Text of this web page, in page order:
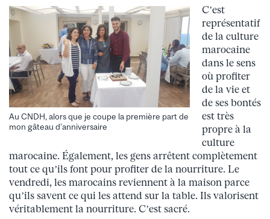
Au CNDH, alors que je coupe la première part de
mon gâteau d’anniversaire
C’est
représentatif
de la culture
marocaine
dans le sens
où profiter
de la vie et
de ses bontés
est très
propre à la
culture
marocaine. Également, les gens arrêtent complètement
tout ce qu’ils font pour profiter de la nourriture. Le
vendredi, les marocains reviennent à la maison parce
qu’ils savent ce qui les attend sur la table. Ils valorisent
véritablement la nourriture. C’est sacré.